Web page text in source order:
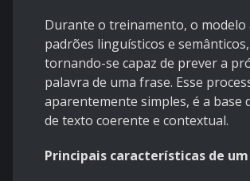
Durante o treinamento, o modelo
padrões linguísticos e semânticos,
tornando-se capaz de prever a
palavra de uma frase. Esse
aparentemente simples, é a base
de texto coerente e contextual.
Principais características de um